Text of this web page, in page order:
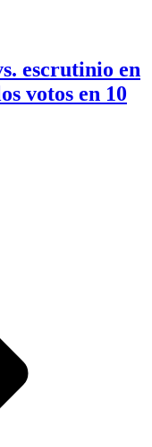
escrutinio en
votos en 10